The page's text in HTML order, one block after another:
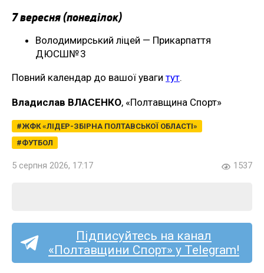
7 вересня (понеділок)
Володимирський ліцей — Прикарпаття
ДЮСШ№ 3
Повний календар до вашої уваги тут.
Владислав ВЛАСЕНКО, «Полтавщина Спорт»
ЖФК «ЛІДЕР-ЗБІРНА ПОЛТАВСЬКОЇ ОБЛАСТІ»
ФУТБОЛ
5 серпня 2026, 17:17 1537
Підписуйтесь на канал
«Полтавщини Спорт» у Telegram!